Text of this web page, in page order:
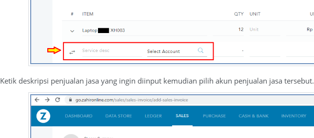
Ketik deskripsi penjualan jasa yang ingin diinput kemudian pilih akun penjualan jasa tersebut.